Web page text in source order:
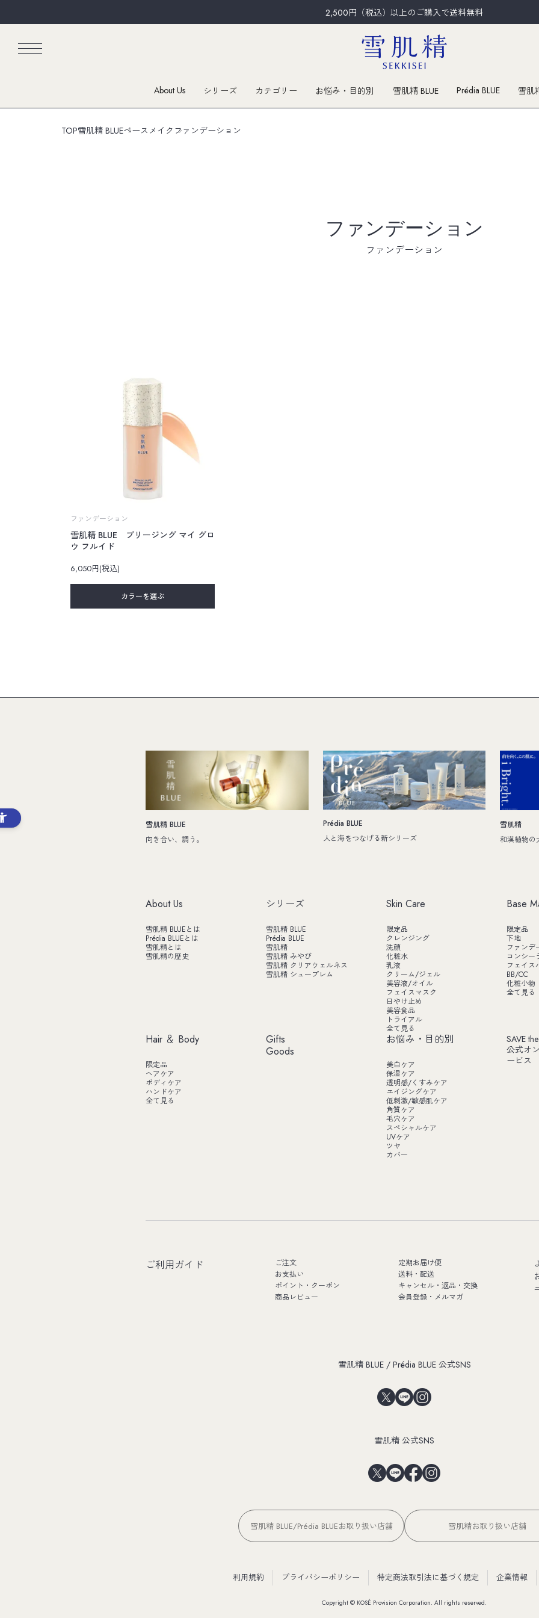
2,500円（税込）以上のご購入で送料無料
About Us シリーズ カテゴリー お悩み・目的別 雪肌精 BLUE Prédia BLUE 雪肌
TOP雪肌精 BLUEベースメイク ファンデーション
ファンデーション
ファンデーション
ファンデーション
雪肌精 BLUE ブリージング マイ グロ
ウ フルイド
6,050円(税込)
カラーを選ぶ
雪肌精 BLUE
向き合い、調う。
Prédia BLUE
人と海をつなげる新シリーズ
雪肌精
和漢植物の
About Us
雪肌精 BLUEとは
Prédia BLUEとは
雪肌精とは
雪肌精の歴史
シリーズ
雪肌精 BLUE
Prédia BLUE
雪肌精
雪肌精 みやび
雪肌精 クリアウェルネス
雪肌精 シュープレム
Skin Care
限定品
クレンジング
洗顔
化粧水
乳液
クリーム/ジェル
美容液/オイル
フェイスマスク
日やけ止め
美容食品
トライアル
全て見る
Base
限定品
下地
ファンデ
コンシー
フェイス
BB/CC
化粧小物
全て見る
Hair ＆ Body
限定品
ヘアケア
ボディケア
ハンドケア
全て見る
Gifts
Goods
お悩み・目的別
美白ケア
保湿ケア
透明感/くすみケア
エイジングケア
低刺激/敏感肌ケア
角質ケア
毛穴ケア
スペシャルケア
UVケア
ツヤ
カバー
SAVE
公式オ
ービス
ご利用ガイド ご注文
定期お届け便
お支払い
送料・配送
ポイント・クーポン
キャンセル・返品・交換
商品レビュー
会員登録・メルマガ
雪肌精 BLUE / Prédia BLUE 公式SNS
雪肌精 公式SNS
雪肌精 BLUE/Prédia BLUEお取り扱い店舗 雪肌精お取り扱い店舗
利用規約 プライバシーポリシー 特定商法取引法に基づく規定 企業情報
Copyright © KOSÉ Provision Corporation. All rights reserved.